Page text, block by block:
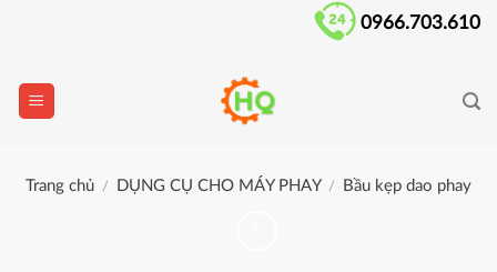
0966.703.610
Trang chủ / DỤNG CỤ CHO MÁY PHAY / Bầu kẹp dao phay